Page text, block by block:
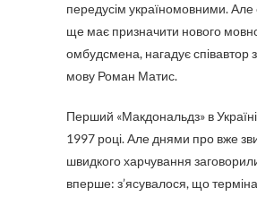
передусім україномовними.
ще має призначити нового
омбудсмена, нагадує співавтор
мову Роман Матис.
Перший «Макдональдз» в Україні
1997 році. Але днями про вже
швидкого харчування
вперше: з’ясувалося, що